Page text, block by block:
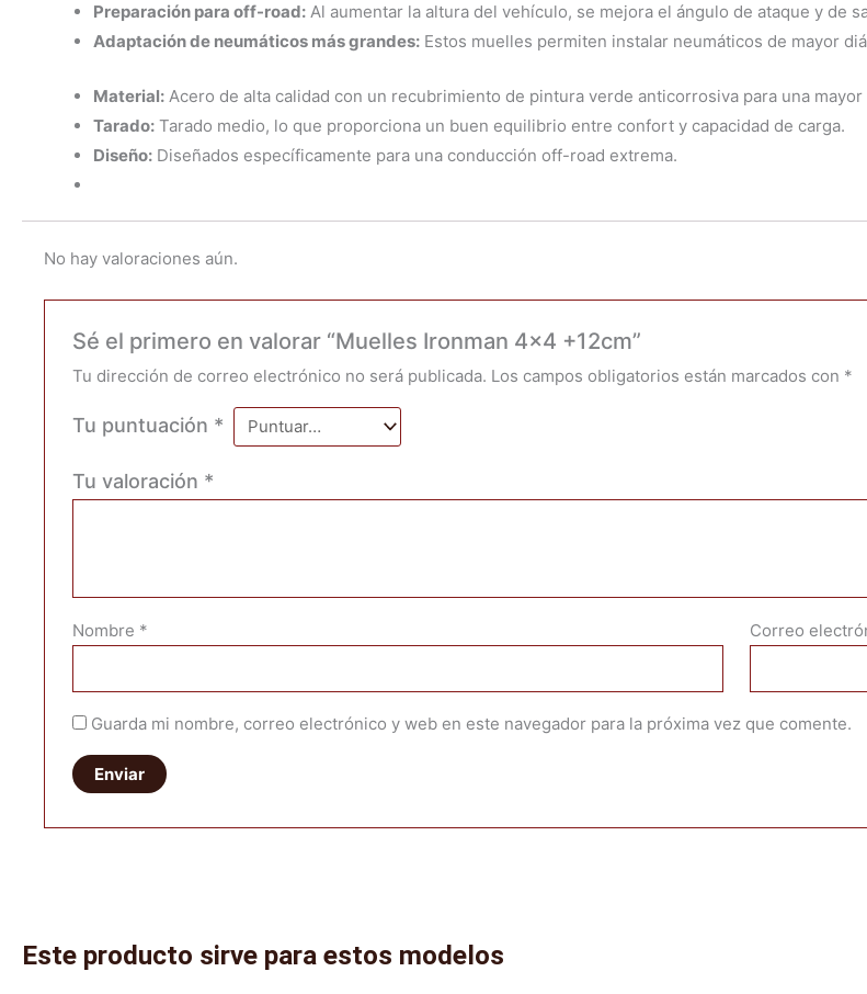
Preparación para off-road: Al aumentar la altura del vehículo, se mejora el ángulo de ataque y de
Adaptación de neumáticos más grandes: Estos muelles permiten instalar neumáticos de mayor
Material: Acero de alta calidad con un recubrimiento de pintura verde anticorrosiva para una
Tarado: Tarado medio, lo que proporciona un buen equilibrio entre confort y capacidad de carga.
Diseño: Diseñados específicamente para una conducción off-road extrema.
No hay valoraciones aún.
Sé el primero en valorar “Muelles Ironman 4×4 +12cm”
Tu dirección de correo electrónico no será publicada. Los campos obligatorios están marcados con *
Tu puntuación *
Tu valoración *
Nombre * Correo
Guarda mi nombre, correo electrónico y web en este navegador para la próxima vez que comente.
Este producto sirve para estos modelos